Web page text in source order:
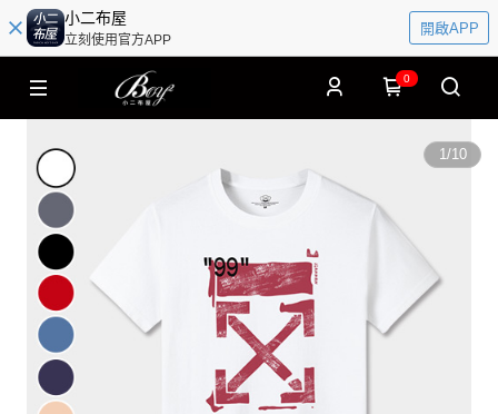
小二布屋
立刻使用官方APP
開啟APP
0
1/10